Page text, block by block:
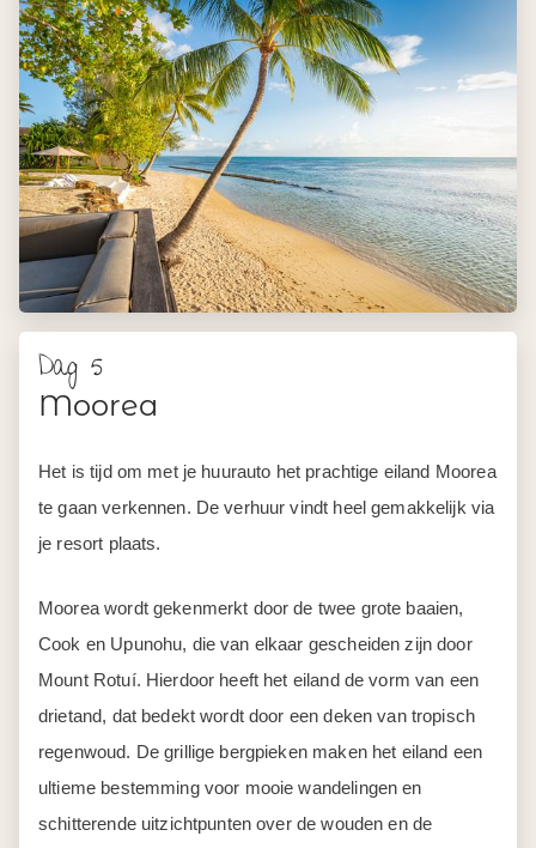
Dag 5
Moorea
Het is tijd om met je huurauto het prachtige eiland Moorea
te gaan verkennen. De verhuur vindt heel gemakkelijk via
je resort plaats.
Moorea wordt gekenmerkt door de twee grote baaien,
Cook en Upunohu, die van elkaar gescheiden zijn door
Mount Rotuí. Hierdoor heeft het eiland de vorm van een
drietand, dat bedekt wordt door een deken van tropisch
regenwoud. De grillige bergpieken maken het eiland een
ultieme bestemming voor mooie wandelingen en
schitterende uitzichtpunten over de wouden en de